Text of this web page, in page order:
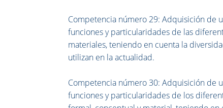
Competencia número 29: Adquisición de
funciones y particularidades de las
materiales, teniendo en cuenta la
utilizan en la actualidad.
Competencia número 30: Adquisición de
funciones y particularidades de los